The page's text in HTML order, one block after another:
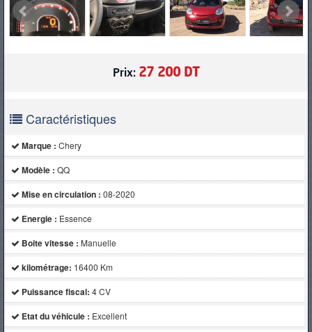
Prix: 27 200 DT
Caractéristiques
Marque : Chery
Modèle : QQ
Mise en circulation : 08-2020
Energie : Essence
Boite vitesse : Manuelle
kilométrage: 16400 Km
Puissance fiscal: 4 CV
Etat du véhicule : Excellent